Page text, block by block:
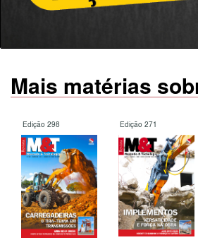
Mais matérias
Edição 298 Edição 271